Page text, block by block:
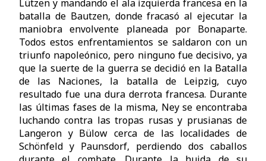
Lützen y mandando el ala izquierda francesa en la
batalla de Bautzen, donde fracasó al ejecutar la
maniobra envolvente planeada por Bonaparte.
Todos estos enfrentamientos se saldaron con un
triunfo napoleónico, pero ninguno fue decisivo, ya
que la suerte de la guerra se decidió en la Batalla
de las Naciones, la batalla de Leipzig, cuyo
resultado fue una dura derrota francesa. Durante
las últimas fases de la misma, Ney se encontraba
luchando contra las tropas rusas y prusianas de
Langeron y Bülow cerca de las localidades de
Schönfeld y Paunsdorf, perdiendo dos caballos